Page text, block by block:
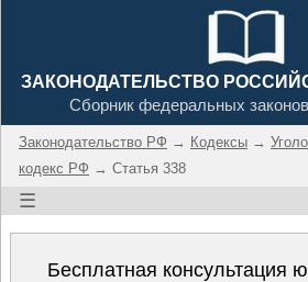
ЗАКОНОДАТЕЛЬСТВО
Сборник федеральных
Законодательство РФ → Кодексы →
кодекс РФ → Статья 338
☰
Бесплатная консультация